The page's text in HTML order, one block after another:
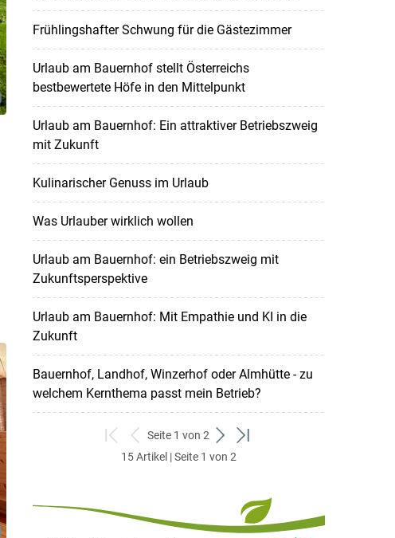
Frühlingshafter Schwung für die Gästezimmer
Urlaub am Bauernhof stellt Österreichs
bestbewertete Höfe in den Mittelpunkt
Urlaub am Bauernhof: Ein attraktiver Betriebszweig
mit Zukunft
Kulinarischer Genuss im Urlaub
Was Urlauber wirklich wollen
Urlaub am Bauernhof: ein Betriebszweig mit
Zukunftsperspektive
Urlaub am Bauernhof: Mit Empathie und KI in die
Zukunft
Bauernhof, Landhof, Winzerhof oder Almhütte - zu
welchem Kernthema passt mein Betrieb?
zum
ersten
zurück
zum
Seite 1 von 2
weiter
zum
zum
15 Artikel | Seite 1 von 2